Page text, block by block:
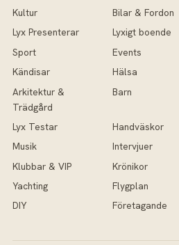
Kultur
Bilar & Fordon
Lyx Presenterar
Lyxigt boende
Sport
Events
Kändisar
Hälsa
Arkitektur &
Trädgård
Barn
Lyx Testar Handväskor
Musik
Intervjuer
Klubbar & VIP
Krönikor
Yachting
Flygplan
DIY
Företagande